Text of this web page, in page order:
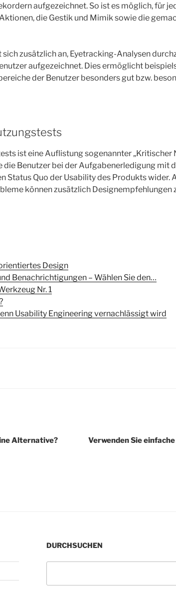
aufgezeichnet. So ist es möglich, für
die Gestik und Mimik sowie die
zusätzlich an, Eyetracking-Analysen
aufgezeichnet. Dies ermöglicht
der Benutzer besonders gut bzw.
ist eine Auflistung sogenannter „Kritischer
die Benutzer bei der Aufgabenerledigung mit
Status Quo der Usability des Produkts wider.
können zusätzlich Designempfehlungen
Design
Benachrichtigungen – Wählen Sie den…
Nr. 1
Usability Engineering vernachlässigt wird
Alternative?
Verwenden Sie
DURCHSUCHEN